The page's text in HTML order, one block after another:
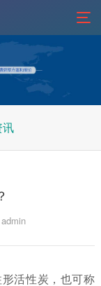
讯
活性炭，也可称